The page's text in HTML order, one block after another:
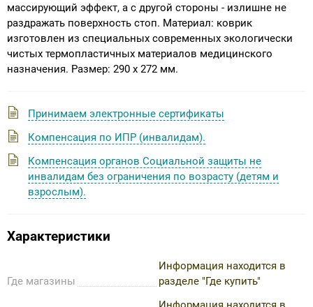
массирующий эффект, а с другой стороны - излишне не
раздражать поверхность стоп. Материал: коврик
изготовлен из специальных современных экологически
чистых термопластичных материалов медицинского
назначения. Размер: 290 х 272 мм.
Принимаем электронные сертификаты
Компенсация по ИПР (инвалидам).
Компенсация органов Социальной защиты не
инвалидам без ограничения по возрасту (детям и
взрослым).
Характеристики
Где магазины
Информация находится в
разделе "Где купить"